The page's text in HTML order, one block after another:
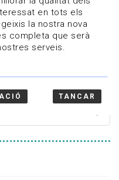
del sector de la
en tots els
la nostra nova
completa que serà
serveis.
TANCAR